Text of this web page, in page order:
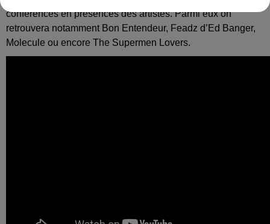
conférences en présences des artistes. Parmi eux on
retrouvera notamment Bon Entendeur, Feadz d’Ed Banger,
Molecule ou encore The Supermen Lovers.